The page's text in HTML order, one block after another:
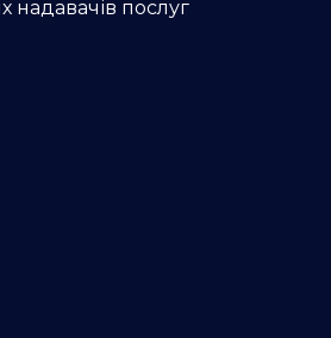
надавачів послуг